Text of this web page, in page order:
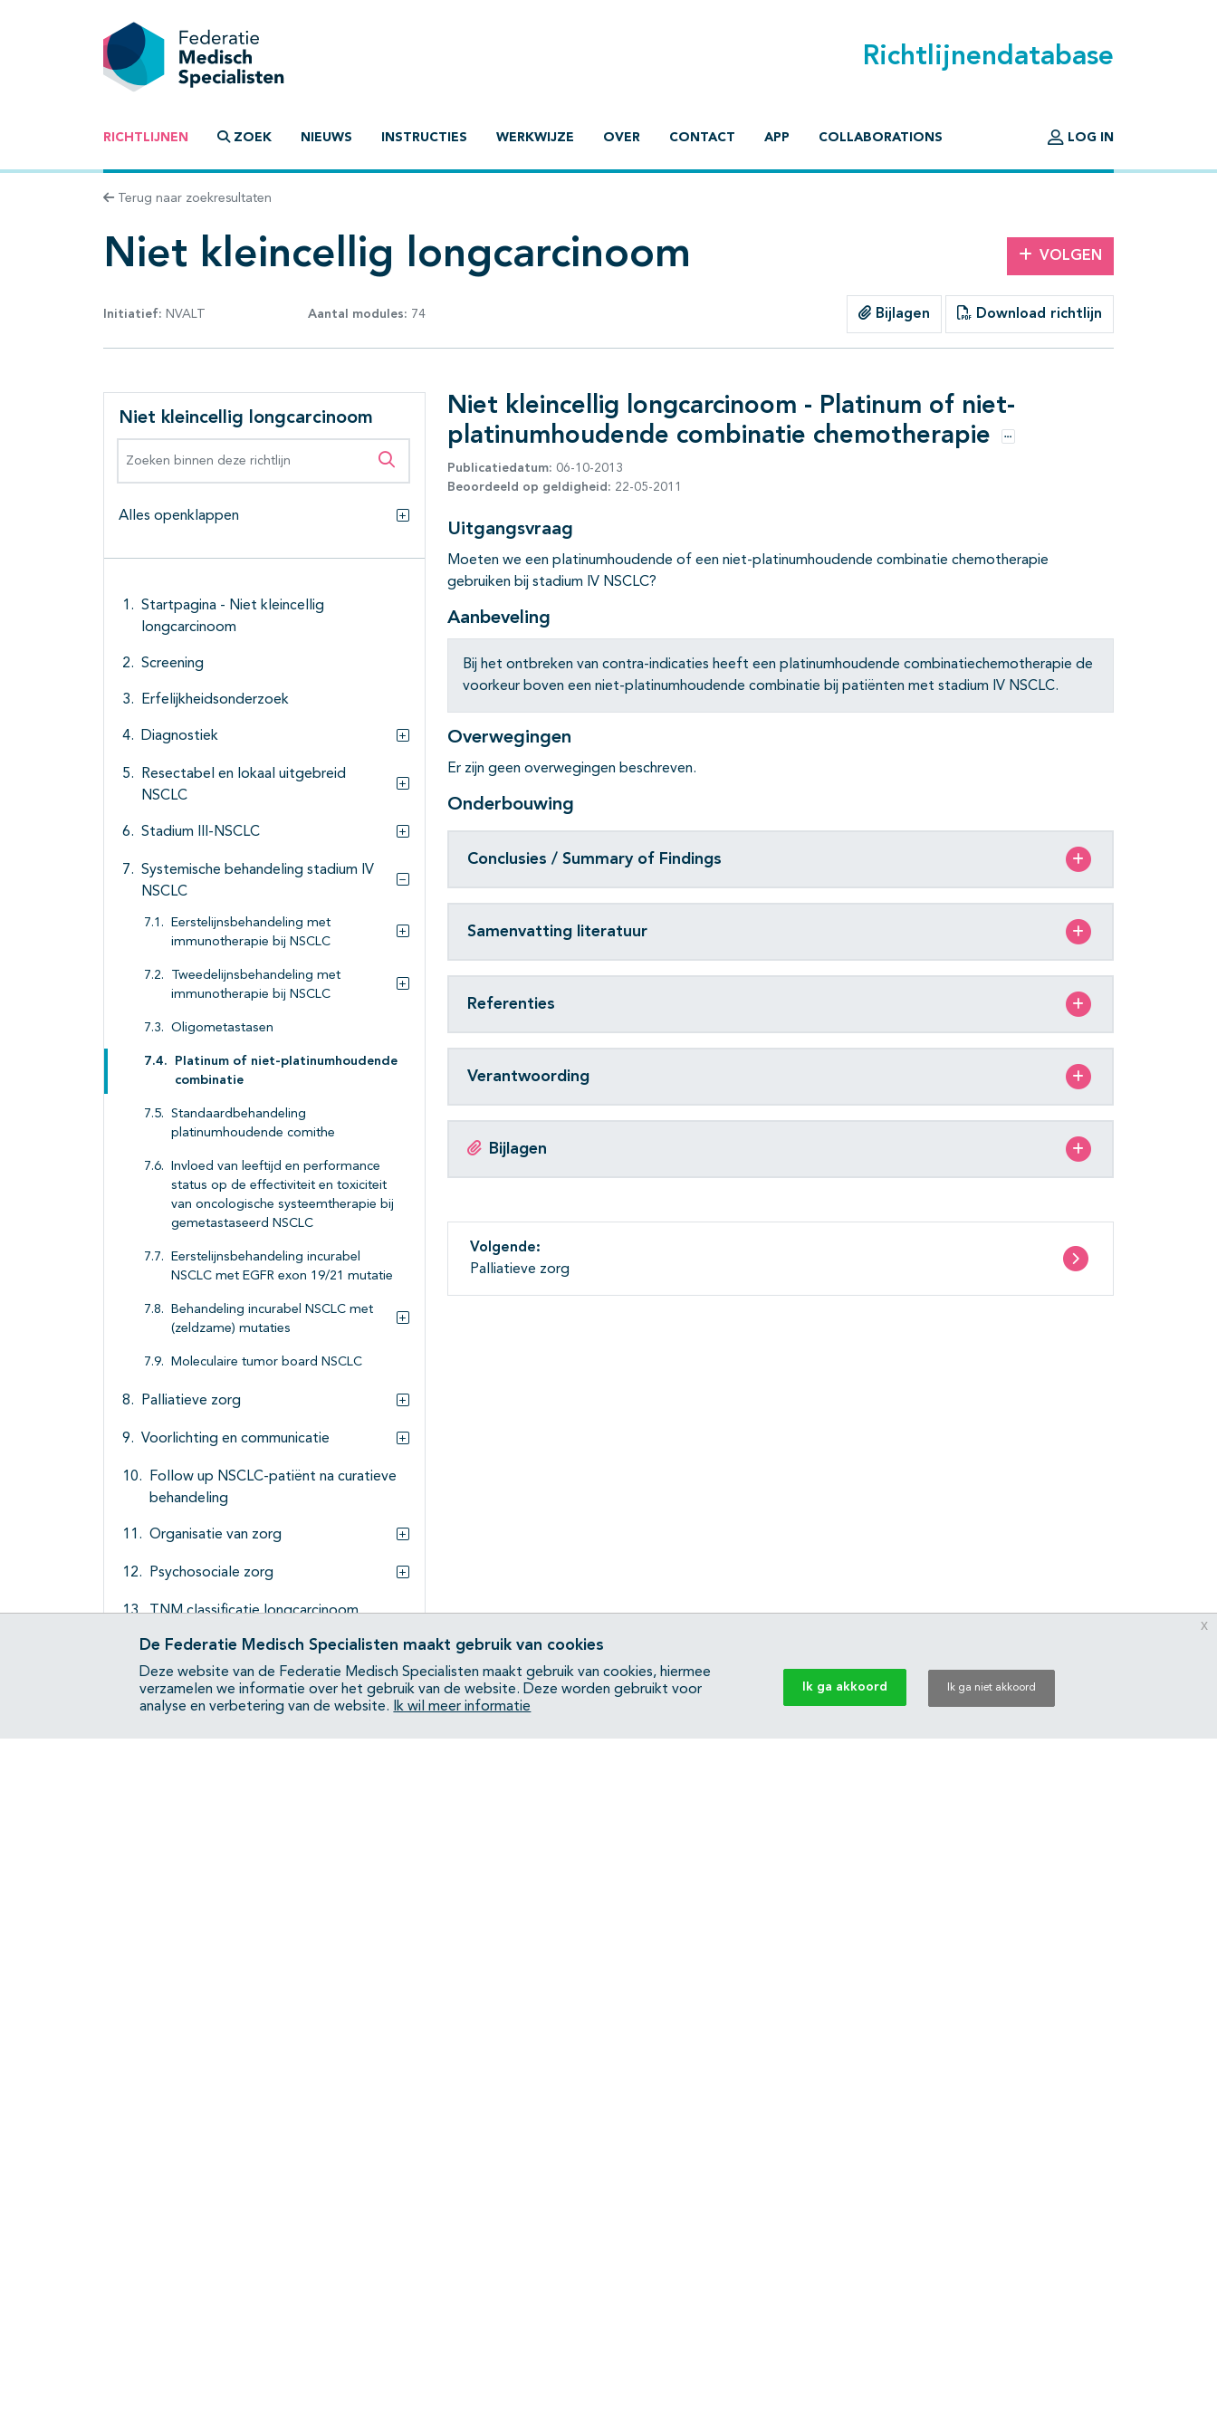
Richtlijnendatabase
RICHTLIJNEN ZOEK NIEUWS INSTRUCTIES WERKWIJZE OVER CONTACT APP COLLABORATIONS LOG IN
Terug naar zoekresultaten
Niet kleincellig longcarcinoom VOLGEN
Initiatief: NVALT Aantal modules: 74 Bijlagen Download richtlijn
Niet kleincellig longcarcinoom
Zoeken binnen deze richtlijn
Alles openklappen
Alles openklappen
Startpagina - Niet kleincellig
longcarcinoom
Screening
Erfelijkheidsonderzoek
Diagnostiek
Subpagina's open- en dichtklappen
Resectabel en lokaal uitgebreid
NSCLC
Subpagina's open- en dichtklappen
Stadium III-NSCLC
Subpagina's open- en dichtklappen
Systemische behandeling stadium IV
NSCLC
Subpagina's open- en dichtklappen
Eerstelijnsbehandeling met
immunotherapie bij NSCLC
Tweedelijnsbehandeling met
immunotherapie bij NSCLC
Subpagina's open- en dichtklappen
Oligometastasen
Platinum of niet-platinumhoudende
combinatie
Standaardbehandeling
platinumhoudende comithe
Invloed van leeftijd en performance
status op de effectiviteit en toxiciteit
van oncologische systeemtherapie bij
gemetastaseerd NSCLC
Eerstelijnsbehandeling incurabel
NSCLC met EGFR exon 19/21 mutatie
Behandeling incurabel NSCLC met
(zeldzame) mutaties
Moleculaire tumor board NSCLC
Palliatieve zorg
Voorlichting en communicatie
Follow up NSCLC-patiënt na curatieve
behandeling
Organisatie van zorg
Psychosociale zorg
TNM classificatie longcarcinoom
Bijlagen
Niet kleincellig longcarcinoom - Platinum of niet-
platinumhoudende combinatie chemotherapie
Opties
Publicatiedatum: 06-10-2013
Beoordeeld op geldigheid: 22-05-2011
Uitgangsvraag
Moeten we een platinumhoudende of een niet-platinumhoudende combinatie chemotherapie
gebruiken bij stadium IV NSCLC?
Aanbeveling
Bij het ontbreken van contra-indicaties heeft een platinumhoudende combinatiechemotherapie de
voorkeur boven een niet-platinumhoudende combinatie bij patiënten met stadium IV NSCLC.
Overwegingen
Er zijn geen overwegingen beschreven.
Onderbouwing
Conclusies / Summary of Findings
Samenvatting literatuur
Referenties
Verantwoording
Bijlagen
Volgende:
Palliatieve zorg
De Federatie Medisch Specialisten maakt gebruik van cookies
Deze website van de Federatie Medisch Specialisten maakt gebruik van cookies, hiermee
verzamelen we informatie over het gebruik van de website. Deze worden gebruikt voor
analyse en verbetering van de website.
Ik wil meer informatie
Ik ga akkoord Ik ga niet akkoord
x